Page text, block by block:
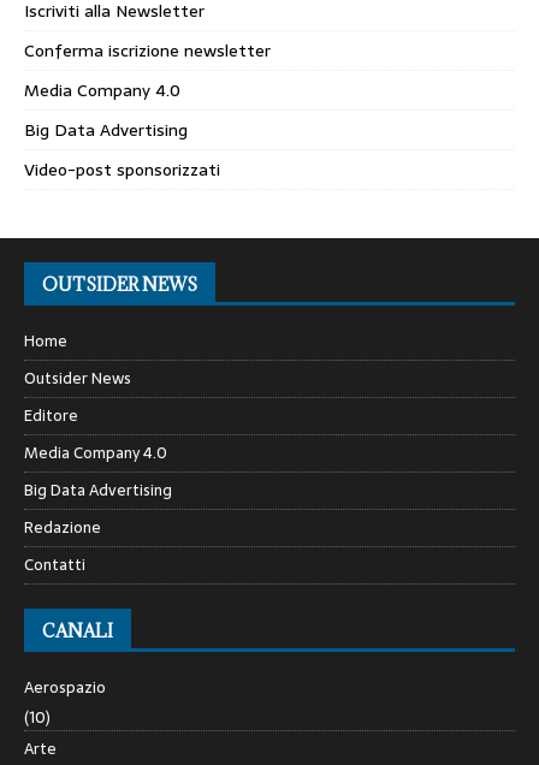
Iscriviti alla Newsletter
Conferma iscrizione newsletter
Media Company 4.0
Big Data Advertising
Video-post sponsorizzati
OUTSIDER NEWS
Home
Outsider News
Editore
Media Company 4.0
Big Data Advertising
Redazione
Contatti
CANALI
Aerospazio
(10)
Arte